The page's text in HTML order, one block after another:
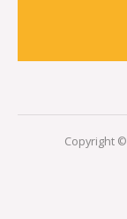
Copyright